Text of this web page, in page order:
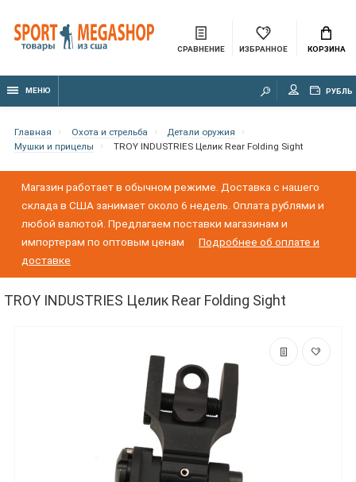
СРАВНЕНИЕ ИЗБРАННОЕ КОРЗИНА
МЕНЮ РУБЛЬ
Главная Охота и стрельба
Детали оружия
Мушки и прицелы
TROY INDUSTRIES Целик Rear Folding Sight
Магазин работает в обычном режиме. Доставка с нашего
склада в США занимает около 6 недель. Оплата рублями и
любой валютой. Предлагаем поставки магазинам и
импортерам по оптовым ценам
Подробнее об оплате и
доставке
TROY INDUSTRIES Целик Rear Folding Sight